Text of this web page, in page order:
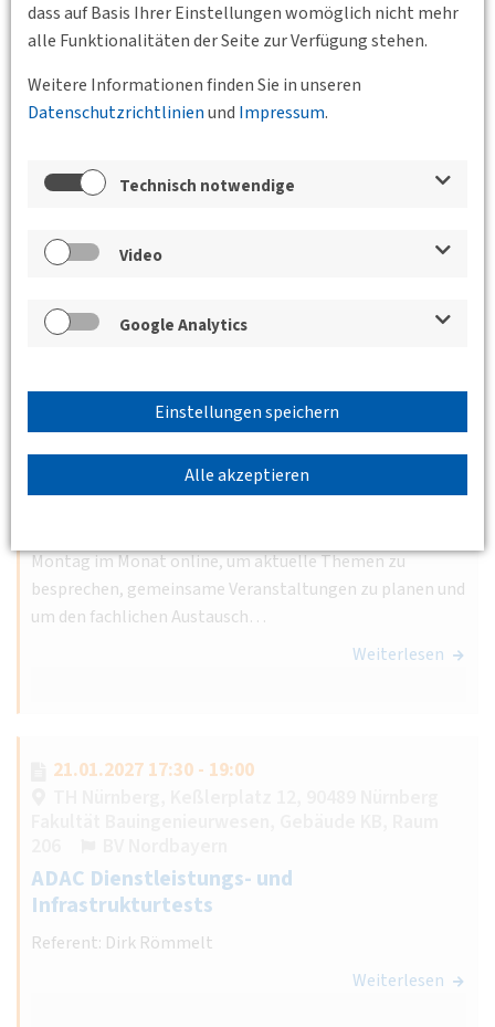
dass auf Basis Ihrer Einstellungen womöglich nicht mehr
alle Funktionalitäten der Seite zur Verfügung stehen.
Weitere Informationen finden Sie in unseren
Datenschutzrichtlinienund Impressum.
Technisch notwendige
Video
Google Analytics
Einstellungen speichern
Alle akzeptieren
Weiterlesen
WGF Nürnberg GbR Vordere Cramergasse 11
90478 Nürnberg
BV Nordbayern
Landschaft
Weiterlesen
21.12.2026 17:00 - 18:00
Online
Junges Forum
Fachgruppe Junges Forum Dezember
Montag im Monat online, um aktuelle Themen zu
besprechen, gemeinsame Veranstaltungen zu planen und
um den fachlichen Austausch…
Weiterlesen
21.01.2027 17:30 - 19:00
ADAC Dienstleistungs- und
Infrastrukturtests
Referent: Dirk Römmelt
Weiterlesen